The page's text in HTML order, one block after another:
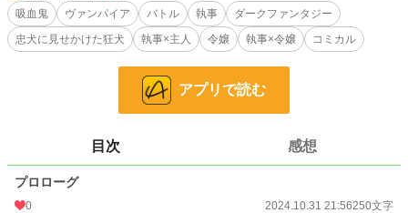
だんマーカラに惹かれていき、主人への丁寧な態度と主人以外への苛烈な態度の
ギャップから『狂犬執事』と呼ばれるようになっていく……。
228,795 位 / 228,795 件
53,318 位 / 53,318 件
文字数
吸血鬼
ヴァンパイア バトル 執事
ダークファンタジー
忠犬に見せかけた狂犬
執事×主人 令嬢 執事×令嬢 コミカル
アプリで読む
目次 感想
プロローグ
0 2024.10.31 21:56250文字